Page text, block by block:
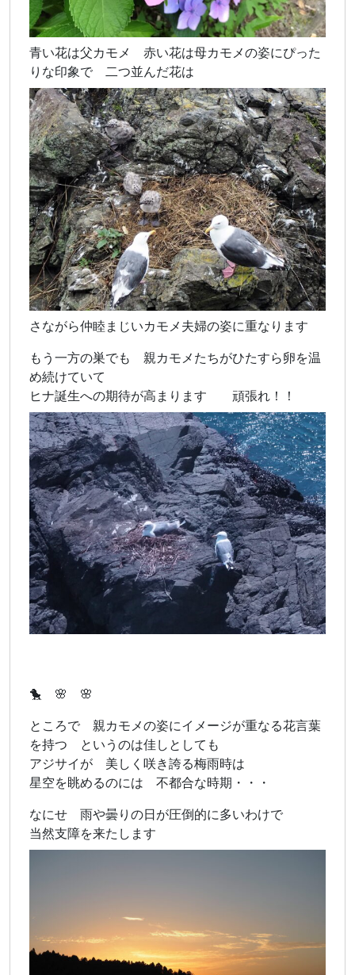
青い花は父カモメ 赤い花は母カモメの姿にぴった
りな印象で 二つ並んだ花は
さながら仲睦まじいカモメ夫婦の姿に重なります
もう一方の巣でも 親カモメたちがひたすら卵を温
め続けていて
ヒナ誕生への期待が高まります 頑張れ！！
🐤 🌸 🌸
ところで 親カモメの姿にイメージが重なる花言葉
を持つ というのは佳しとしても
アジサイが 美しく咲き誇る梅雨時は
星空を眺めるのには 不都合な時期・・・
なにせ 雨や曇りの日が圧倒的に多いわけで
当然支障を来たします